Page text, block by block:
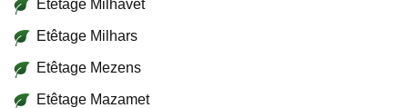
Etêtage Milhavet
Etêtage Milhars
Etêtage Mezens
Etêtage Mazamet